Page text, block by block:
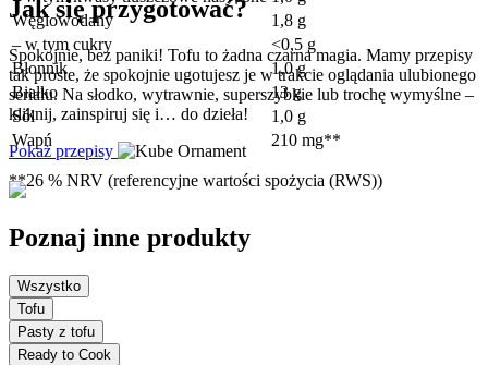
Węglowodany
1,8 g
– w tym cukry
<0,5 g
Błonnik
1,0 g
Białko
13 g
Sól
1,0 g
Wapń
210 mg**
**26 % NRV (referencyjne wartości spożycia (RWS))
Jak się przygotować?
Spokojnie, bez paniki! Tofu to żadna czarna magia. Mamy przepisy
tak proste, że spokojnie ugotujesz je w trakcie oglądania ulubionego
serialu. Na słodko, wytrawnie, superszybkie lub trochę wymyślne –
kliknij, zainspiruj się i… do dzieła!
Pokaż przepisy
Poznaj inne produkty
Wszystko
Tofu
Pasty z tofu
Ready to Cook